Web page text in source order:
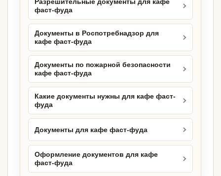
Разрешительные документы для кафе
фаст-фуда
Документы в Роспотребнадзор для
кафе фаст-фуда
Документы по пожарной безопасности
кафе фаст-фуда
Какие документы нужны для кафе фаст-
фуда
Документы для кафе фаст-фуда
Оформление документов для кафе
фаст-фуда